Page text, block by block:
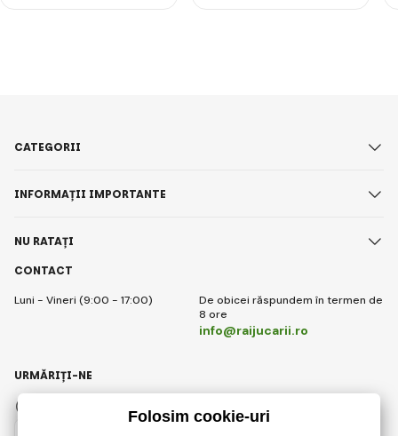
CONTACT
Luni - Vineri (9:00 - 17:00)
De obicei răspundem în termen de
8 ore
info@raijucarii.ro
CATEGORII
INFORMAȚII IMPORTANTE
NU RATAȚI
URMĂRIȚI-NE
Instagram